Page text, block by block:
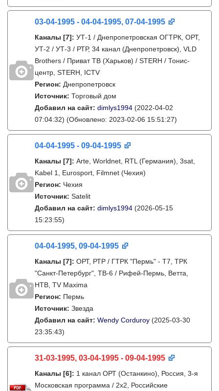
03-04-1995 - 04-04-1995, 07-04-1995
Каналы [7]: УТ-1 / Днепропетровская ОГТРК, ОРТ,
УТ-2 / УТ-3 / РТР, 34 канал (Днепропетровск), VLD
Brothers / Приват ТВ (Харьков) / STERH / Тонис-
центр, STERH, ICTV
Регион: Днепропетровск
Источник: Торговый дом
Добавил на сайт: dimlys1994 (2022-04-02
07:04:32) (Обновлено: 2023-02-06 15:51:27)
04-04-1995 - 09-04-1995
Каналы [7]: Arte, Worldnet, RTL (Германия), 3sat,
Kabel 1, Eurosport, Filmnet (Чехия)
Регион: Чехия
Источник: Satelit
Добавил на сайт: dimlys1994 (2026-05-15
15:23:55)
04-04-1995, 09-04-1995
Каналы [7]: ОРТ, РТР / ГТРК "Пермь" - Т7, ТРК
"Санкт-Петербург", ТВ-6 / Рифей-Пермь, Ветта,
НТВ, TV Maxima
Регион: Пермь
Источник: Звезда
Добавил на сайт: Wendy Corduroy (2025-03-30
23:35:43)
31-03-1995, 03-04-1995 - 09-04-1995
Каналы [6]: 1 канал ОРТ (Останкино), Россия, 3-я
Московская программа / 2x2, Российские